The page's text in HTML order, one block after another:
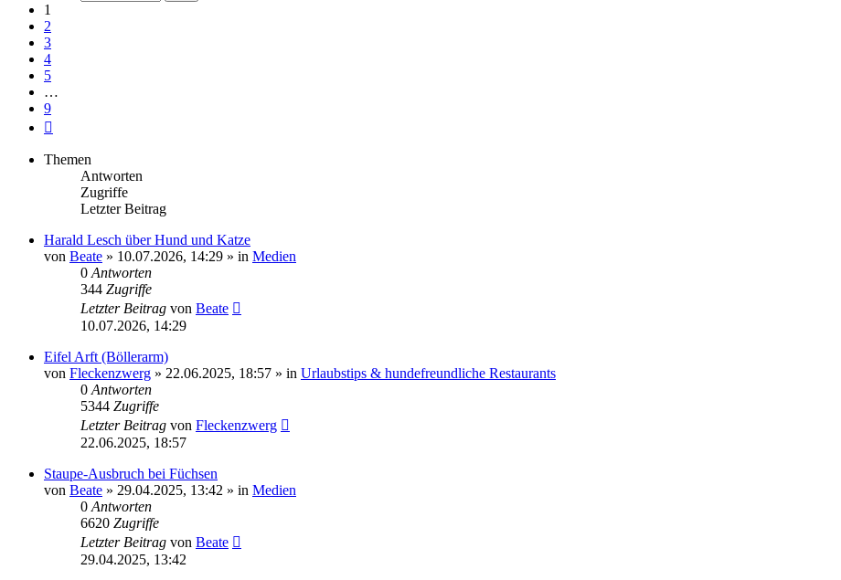
1
2
3
4
5
…
9
Themen
Antworten
Zugriffe
Letzter Beitrag
Harald Lesch über Hund und Katze
von Beate » 10.07.2026, 14:29 » in Medien
0 Antworten
344 Zugriffe
Letzter Beitrag von Beate
10.07.2026, 14:29
Eifel Arft (Böllerarm)
von Fleckenzwerg » 22.06.2025, 18:57 » in Urlaubstips & hundefreundliche Restaurants
0 Antworten
5344 Zugriffe
Letzter Beitrag von Fleckenzwerg
22.06.2025, 18:57
Staupe-Ausbruch bei Füchsen
von Beate » 29.04.2025, 13:42 » in Medien
0 Antworten
6620 Zugriffe
Letzter Beitrag von Beate
29.04.2025, 13:42